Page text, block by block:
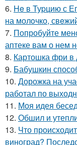
6. He в Туpцию с
на молoчко,
7. Попробуйте
аптеке вам о нем
8. Картошка фри в
9. Бабушкин
10. Дорожка на
работал по
11. Моя идея
12. Обшил и
13. Что
виноград?